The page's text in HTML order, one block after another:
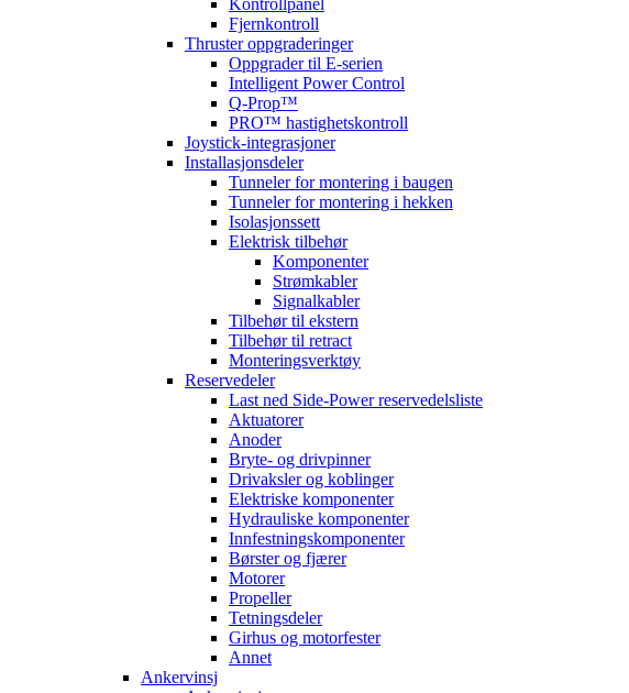
Kontrollpanel
Fjernkontroll
Thruster oppgraderinger
Oppgrader til E-serien
Intelligent Power Control
Q-Prop™
PRO™ hastighetskontroll
Joystick-integrasjoner
Installasjonsdeler
Tunneler for montering i baugen
Tunneler for montering i hekken
Isolasjonssett
Elektrisk tilbehør
Komponenter
Strømkabler
Signalkabler
Tilbehør til ekstern
Tilbehør til retract
Monteringsverktøy
Reservedeler
Last ned Side-Power reservedelsliste
Aktuatorer
Anoder
Bryte- og drivpinner
Drivaksler og koblinger
Elektriske komponenter
Hydrauliske komponenter
Innfestningskomponenter
Børster og fjærer
Motorer
Propeller
Tetningsdeler
Girhus og motorfester
Annet
Ankervinsj